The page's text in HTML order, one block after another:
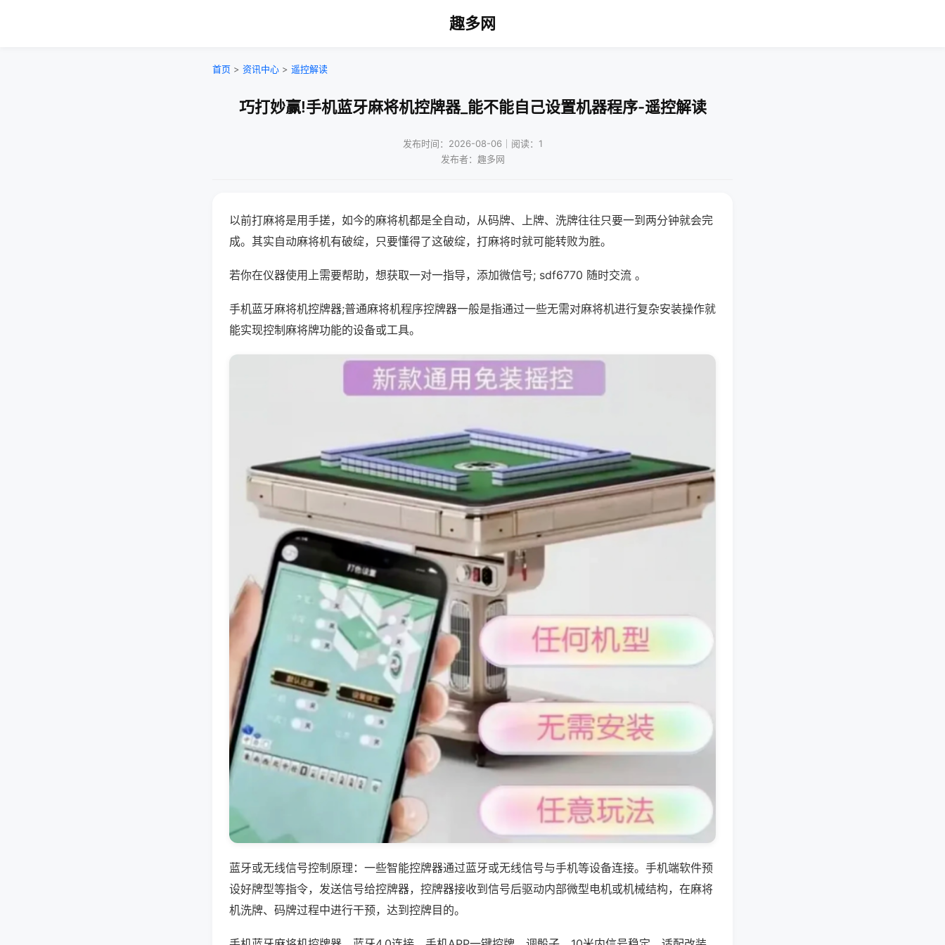
趣多网
首页 > 资讯中心 > 遥控解读
巧打妙赢!手机蓝牙麻将机控牌器_能不能自己设置机器程序-遥控解读
发布时间：2026-08-06｜阅读：1
发布者：趣多网
以前打麻将是用手搓，如今的麻将机都是全自动，从码牌、上牌、洗牌往往只要一到两分钟就会完
成。其实自动麻将机有破绽，只要懂得了这破绽，打麻将时就可能转败为胜。
若你在仪器使用上需要帮助，想获取一对一指导，添加微信号; sdf6770 随时交流 。
手机蓝牙麻将机控牌器;普通麻将机程序控牌器一般是指通过一些无需对麻将机进行复杂安装操作就
能实现控制麻将牌功能的设备或工具。
蓝牙或无线信号控制原理：一些智能控牌器通过蓝牙或无线信号与手机等设备连接。手机端软件预
设好牌型等指令，发送信号给控牌器，控牌器接收到信号后驱动内部微型电机或机械结构，在麻将
机洗牌、码牌过程中进行干预，达到控牌目的。